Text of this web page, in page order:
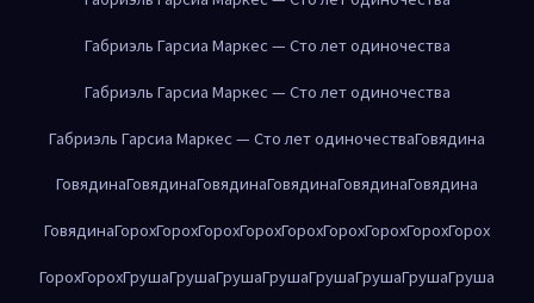
Габриэль Гарсиа Маркес — Сто лет одиночества
Габриэль Гарсиа Маркес — Сто лет одиночества
Габриэль Гарсиа Маркес — Сто лет одиночестваГовядина
ГовядинаГовядинаГовядинаГовядинаГовядинаГовядина
ГовядинаГорохГорохГорохГорохГорохГорохГорохГорохГорох
ГорохГорохГрушаГрушаГрушаГрушаГрушаГрушаГрушаГруша